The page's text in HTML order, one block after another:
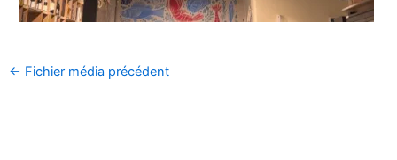
← Fichier média précédent